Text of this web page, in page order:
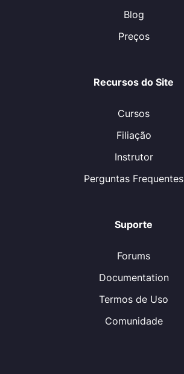
Blog
Preços
Recursos do Site
Cursos
Filiação
Instrutor
Perguntas Frequentes
Suporte
Forums
Documentation
Termos de Uso
Comunidade